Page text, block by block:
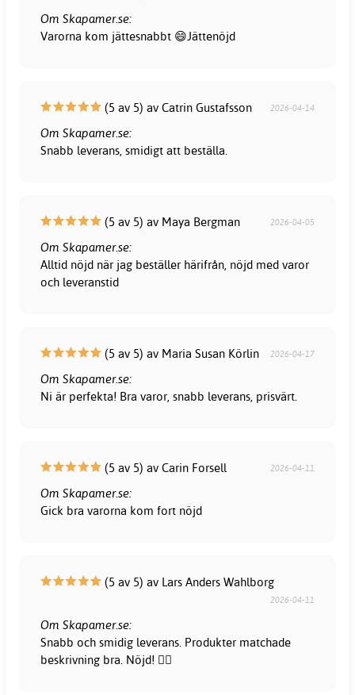
Om Skapamer.se:
Varorna kom jättesnabbt 😄Jättenöjd
(5 av 5) av Catrin Gustafsson 2026-04-14
Om Skapamer.se:
Snabb leverans, smidigt att beställa.
(5 av 5) av Maya Bergman 2026-04-05
Om Skapamer.se:
Alltid nöjd när jag beställer härifrån, nöjd med varor
och leveranstid
(5 av 5) av Maria Susan Körlin 2026-04-17
Om Skapamer.se:
Ni är perfekta! Bra varor, snabb leverans, prisvärt.
(5 av 5) av Carin Forsell 2026-04-11
Om Skapamer.se:
Gick bra varorna kom fort nöjd
(5 av 5) av Lars Anders Wahlborg
2026-04-11
Om Skapamer.se:
Snabb och smidig leverans. Produkter matchade
beskrivning bra. Nöjd! 👍🏻